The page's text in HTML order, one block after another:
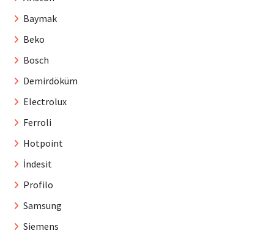
Baymak
Beko
Bosch
Demirdöküm
Electrolux
Ferroli
Hotpoint
İndesit
Profilo
Samsung
Siemens